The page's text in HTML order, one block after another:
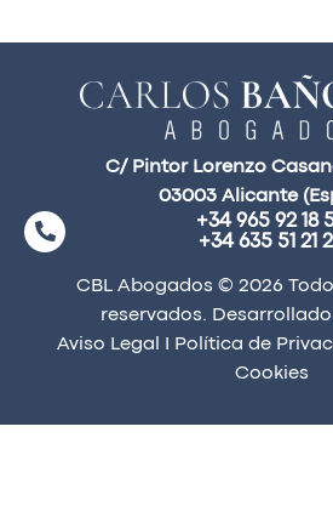
C/ Pintor Lorenzo
03003 Alicante
+34 965 92 18
+34 635 51 21
CBL Abogados © 2026
reservados.
Aviso Legal
Política de
Cookies